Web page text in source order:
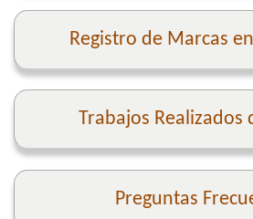
Registro de Marcas
Trabajos Realizados
Preguntas